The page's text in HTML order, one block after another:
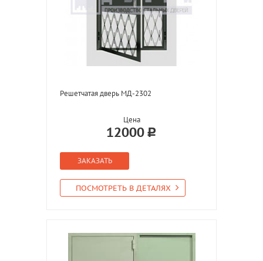
Решетчатая дверь МД-2302
Цена
12000
ЗАКАЗАТЬ
ПОСМОТРЕТЬ В ДЕТАЛЯХ